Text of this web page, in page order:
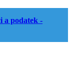
a podatek -